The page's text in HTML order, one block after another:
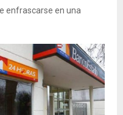
enfrascarse en una